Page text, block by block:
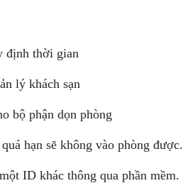
định thời gian
lý khách sạn
bộ phận dọn phòng
hạn sẽ không vào phòng được.
ID khác thông qua phần mềm.